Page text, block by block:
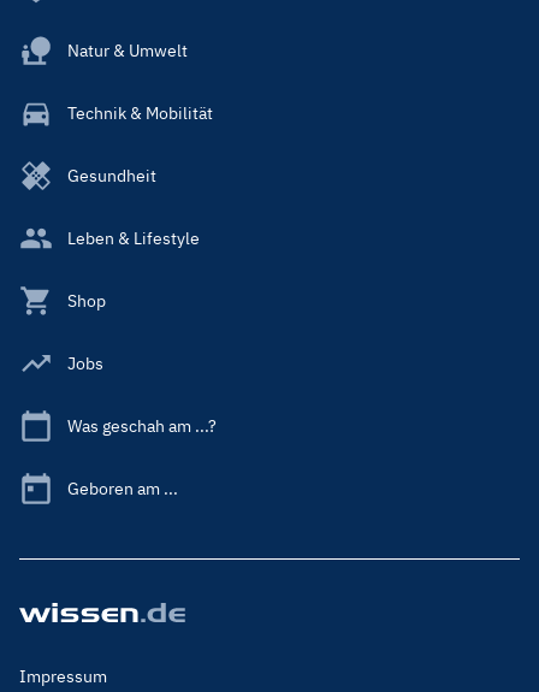
Natur & Umwelt
Technik & Mobilität
Gesundheit
Leben & Lifestyle
Shop
Jobs
Was geschah am ...?
Geboren am ...
Footer
Impressum